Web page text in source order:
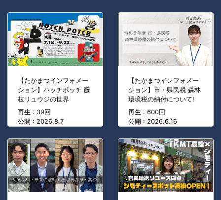
【たかまつインフォメー
ション】ハッチポッチ 藤
枝リュウジの世界
再生 : 39回
公開 : 2026.8.7
【たかまつインフォメー
ション】市・県民税 森林
環境税の納付について!
再生 : 600回
公開 : 2026.6.16